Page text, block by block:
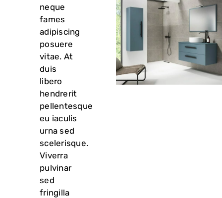
neque
fames
adipiscing
posuere
vitae. At
duis
libero
hendrerit
pellentesque
eu iaculis
urna sed
scelerisque.
Viverra
pulvinar
sed
fringilla